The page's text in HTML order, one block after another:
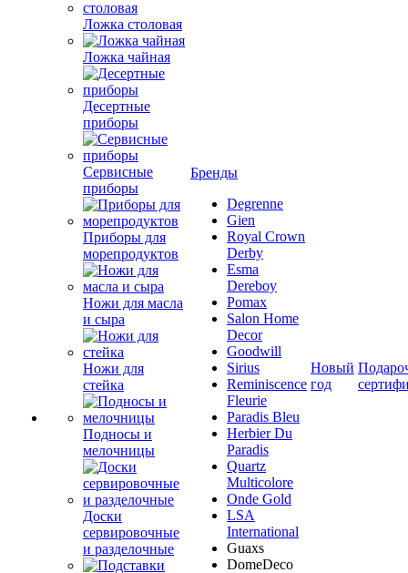
Ложка столовая
Ложка чайная
Десертные
приборы
Сервисные
приборы
Приборы для
морепродуктов
Ножи для масла
и сыра
Ножи для
стейка
Подносы и
мелочницы
Доски
сервировочные
и разделочные
Бренды
Degrenne
Gien
Royal Crown
Derby
Esma
Dereboy
Pomax
Salon Home
Decor
Goodwill
Sirius
Reminiscence
Fleurie
Paradis Bleu
Herbier Du
Paradis
Quartz
Multicolore
Onde Gold
LSA
International
Guaxs
DomeDeco
Новый
год